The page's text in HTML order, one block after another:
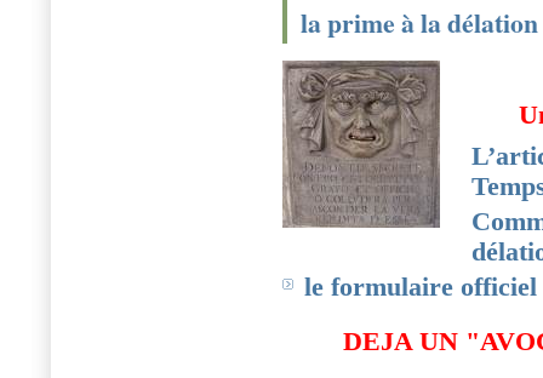
la prime à la délation
le formulaire officiel
DEJA UN